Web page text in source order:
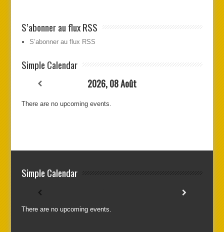
S’abonner au flux RSS
S’abonner au flux RSS
Simple Calendar
2026, 08 Août
There are no upcoming events.
Simple Calendar
There are no upcoming events.